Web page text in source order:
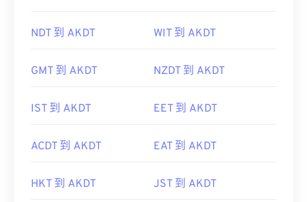
NDT 到 AKDT WIT 到 AKDT
GMT 到 AKDT NZDT 到 AKDT
IST 到 AKDT EET 到 AKDT
ACDT 到 AKDT EAT 到 AKDT
HKT 到 AKDT JST 到 AKDT